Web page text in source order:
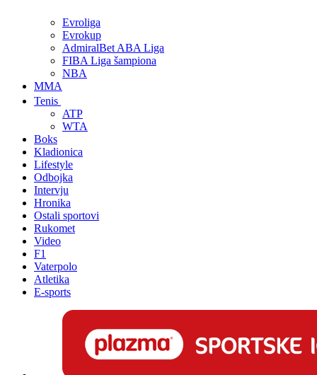
Evroliga
Evrokup
AdmiralBet ABA Liga
FIBA Liga šampiona
NBA
MMA
Tenis
ATP
WTA
Boks
Kladionica
Lifestyle
Odbojka
Intervju
Hronika
Ostali sportovi
Rukomet
Video
F1
Vaterpolo
Atletika
E-sports